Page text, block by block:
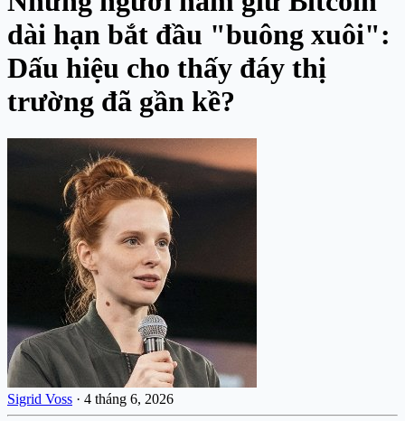
dài hạn bắt đầu "buông xuôi":
Dấu hiệu cho thấy đáy thị
trường đã gần kề?
Sigrid Voss · 4 tháng 6, 2026